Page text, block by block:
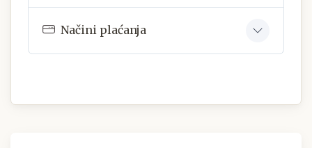
Načini plaćanja